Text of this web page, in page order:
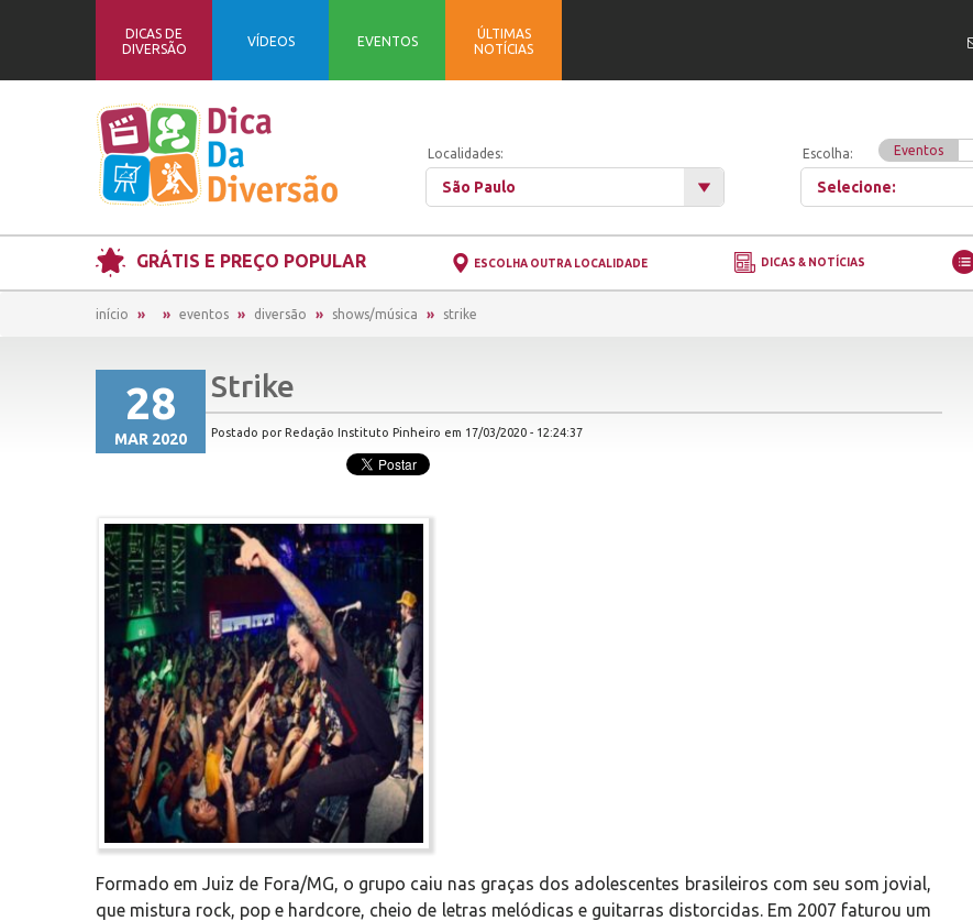
DICAS DE
DIVERSÃO
VÍDEOS EVENTOS
ÚLTIMAS
NOTÍCIAS
Localidades:
São Paulo
Escolha: Eventos
Selecione:
GRÁTIS E PREÇO POPULAR ESCOLHA OUTRA LOCALIDADE DICAS & NOTÍCIAS
início eventos diversão shows/música strike
28
MAR 2020
Strike
Postado por Redação Instituto Pinheiro em 17/03/2020 - 12:24:37
Formado em Juiz de Fora/MG, o grupo caiu nas graças dos adolescentes brasileiros com seu som jovial,
que mistura rock, pop e hardcore, cheio de letras melódicas e guitarras distorcidas. Em 2007 faturou um